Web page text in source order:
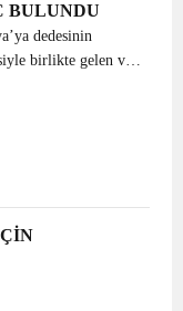
BULUNDU
dedesinin
birlikte gelen ve 2
köyüne gele...